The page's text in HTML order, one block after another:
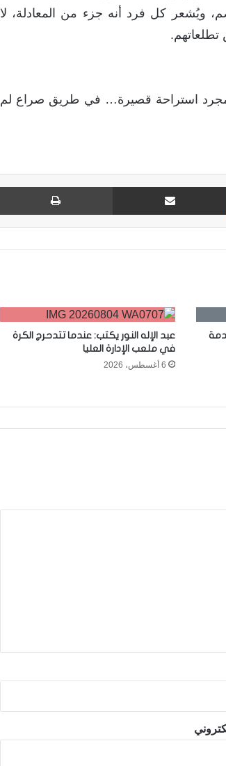
ويُشعر كل فرد أنه جزء من المعادلة، لا
مجرد استراحة قصيرة… في طريق صراع لم
مشاركة عبر البريد
عبد الإله النور يكتب: عندما تتدحرج الكرة
في ملعب الإدارة العليا
6 أغسطس، 2026